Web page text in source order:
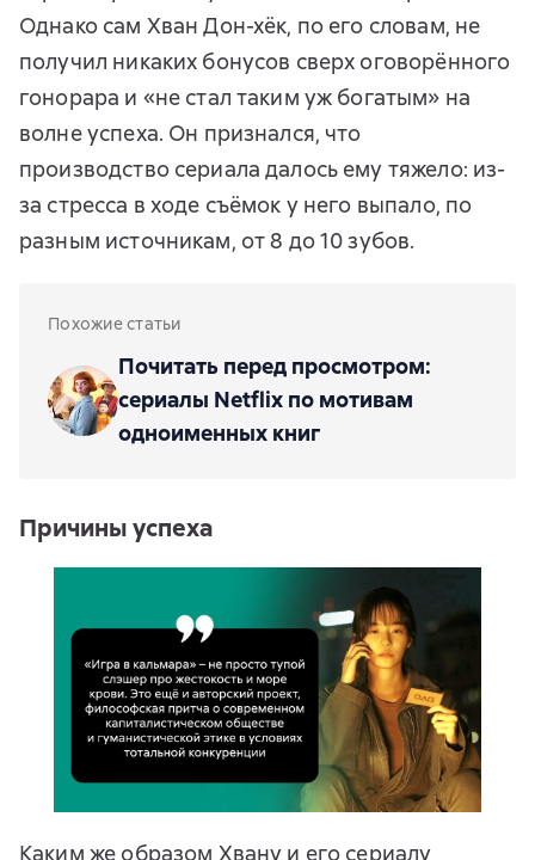
Однако сам Хван Дон-хёк, по его словам, не
получил никаких бонусов сверх оговорённого
гонорара и «не стал таким уж богатым» на
волне успеха. Он признался, что
производство сериала далось ему тяжело: из-
за стресса в ходе съёмок у него выпало, по
разным источникам, от 8 до 10 зубов.
Похожие статьи
Почитать перед просмотром:
сериалы Netflix по мотивам
одноименных книг
Причины успеха
Каким же образом Хвану и его сериалу